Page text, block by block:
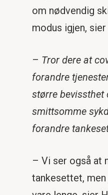
om nødvendig
modus igjen,
– Tror dere at
forandre
større bevissthet
smittsomme
forandre
– Vi ser også at
tankesettet,